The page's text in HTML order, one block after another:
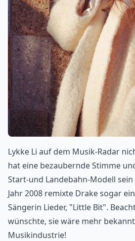
Lykke Li auf dem Musik-Radar
hat eine bezaubernde Stimme
Start-und Landebahn-Modell
Jahr 2008 remixte Drake sogar
Sängerin Lieder, "Little Bit".
wünschte, sie wäre mehr
Musikindustrie!